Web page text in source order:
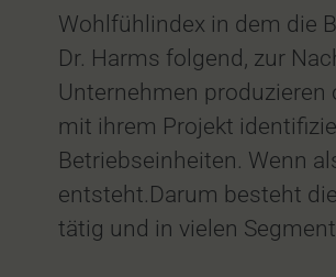
Wohlfühlindex in dem die
Dr. Harms folgend, zur
Unternehmen
mit ihrem Projekt
Betriebseinheiten. Wenn
entsteht.Darum besteht
tätig und in vielen